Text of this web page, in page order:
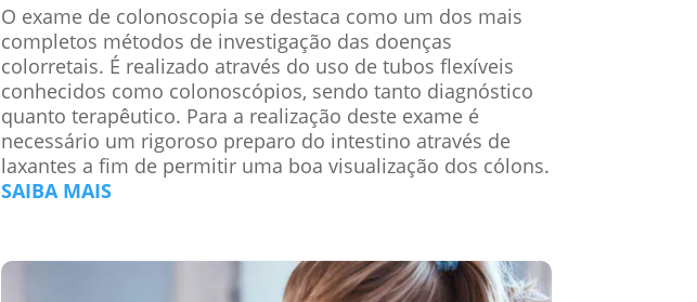
O exame de colonoscopia se destaca como um dos mais
completos métodos de investigação das doenças
colorretais. É realizado através do uso de tubos flexíveis
conhecidos como colonoscópios, sendo tanto diagnóstico
quanto terapêutico. Para a realização deste exame é
necessário um rigoroso preparo do intestino através de
laxantes a fim de permitir uma boa visualização dos cólons.
SAIBA MAIS